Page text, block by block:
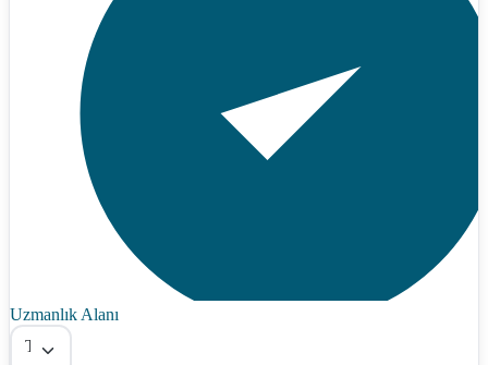
Uzmanlık Alanı
Tümü